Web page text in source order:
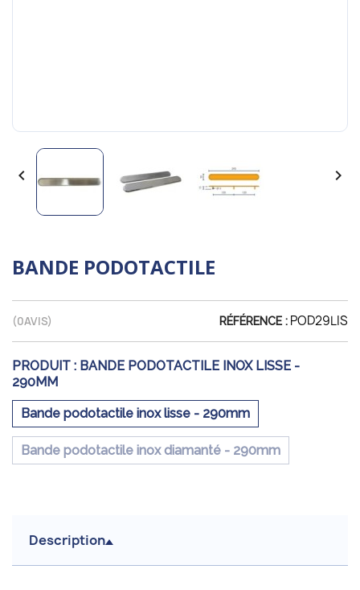
 
BANDE PODOTACTILE
(0AVIS) RÉFÉRENCE : POD29LIS
PRODUIT : BANDE PODOTACTILE INOX LISSE -
290MM
Bande podotactile inox lisse - 290mm
Bande podotactile inox diamanté - 290mm
Description